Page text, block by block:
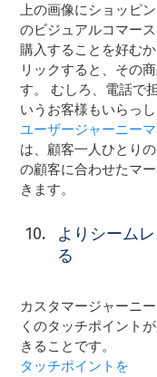
上の画像にショッピ
のビジュアルコマー
購入することを好む
リックすると、その
す。 むしろ、電話で
いうお客様もいらっ
ユーザージャーニー
は、顧客一人ひとり
の顧客に合わせたマ
きます。
よりシーム
る
カスタマージャーニ
くのタッチポイント
きることです。
タッチポイントを